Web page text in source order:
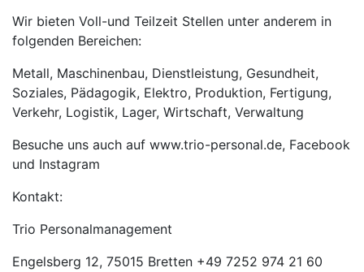
Wir bieten Voll-und Teilzeit Stellen unter anderem in
folgenden Bereichen:
Metall, Maschinenbau, Dienstleistung, Gesundheit,
Soziales, Pädagogik, Elektro, Produktion, Fertigung,
Verkehr, Logistik, Lager, Wirtschaft, Verwaltung
Besuche uns auch auf www.trio-personal.de, Facebook
und Instagram
Kontakt:
Trio Personalmanagement
Engelsberg 12, 75015 Bretten +49 7252 974 21 60